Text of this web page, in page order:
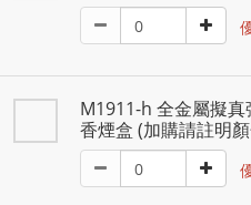
M1911-h 全金屬擬
香煙盒 (加購請註明